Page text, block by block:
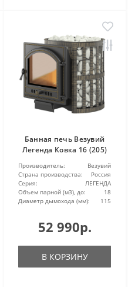
Банная печь Везувий
Легенда Ковка 16 (205)
Производитель:
Везувий
Страна производства:
Россия
Серия:
ЛЕГЕНДА
Объем парной (м3), до:
18
Диаметр дымохода (мм):
115
52 990р.
В КОРЗИНУ